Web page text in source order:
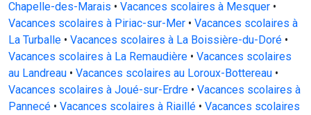
Chapelle-des-Marais • Vacances scolaires à Mesquer •
Vacances scolaires à Piriac-sur-Mer • Vacances scolaires à
La Turballe • Vacances scolaires à La Boissière-du-Doré •
Vacances scolaires à La Remaudière • Vacances scolaires
au Landreau • Vacances scolaires au Loroux-Bottereau •
Vacances scolaires à Joué-sur-Erdre • Vacances scolaires à
Pannecé • Vacances scolaires à Riaillé • Vacances scolaires